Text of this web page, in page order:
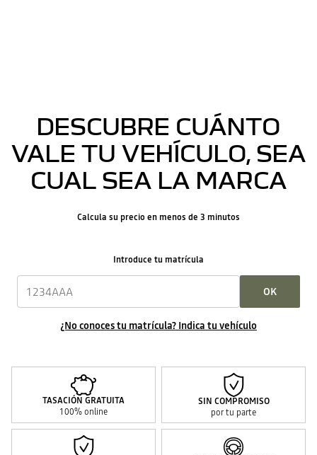
DESCUBRE CUÁNTO
VALE TU VEHÍCULO, SEA
CUAL SEA LA MARCA
Calcula su precio en menos de 3 minutos
Introduce tu matrícula
OK
¿No conoces tu matrícula? Indica tu vehículo
TASACIÓN GRATUITA
100% online
SIN COMPROMISO
por tu parte